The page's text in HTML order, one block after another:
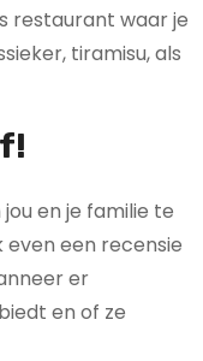
restaurant waar je
tiramisu, als
en je familie te
even een recensie
er
en of ze